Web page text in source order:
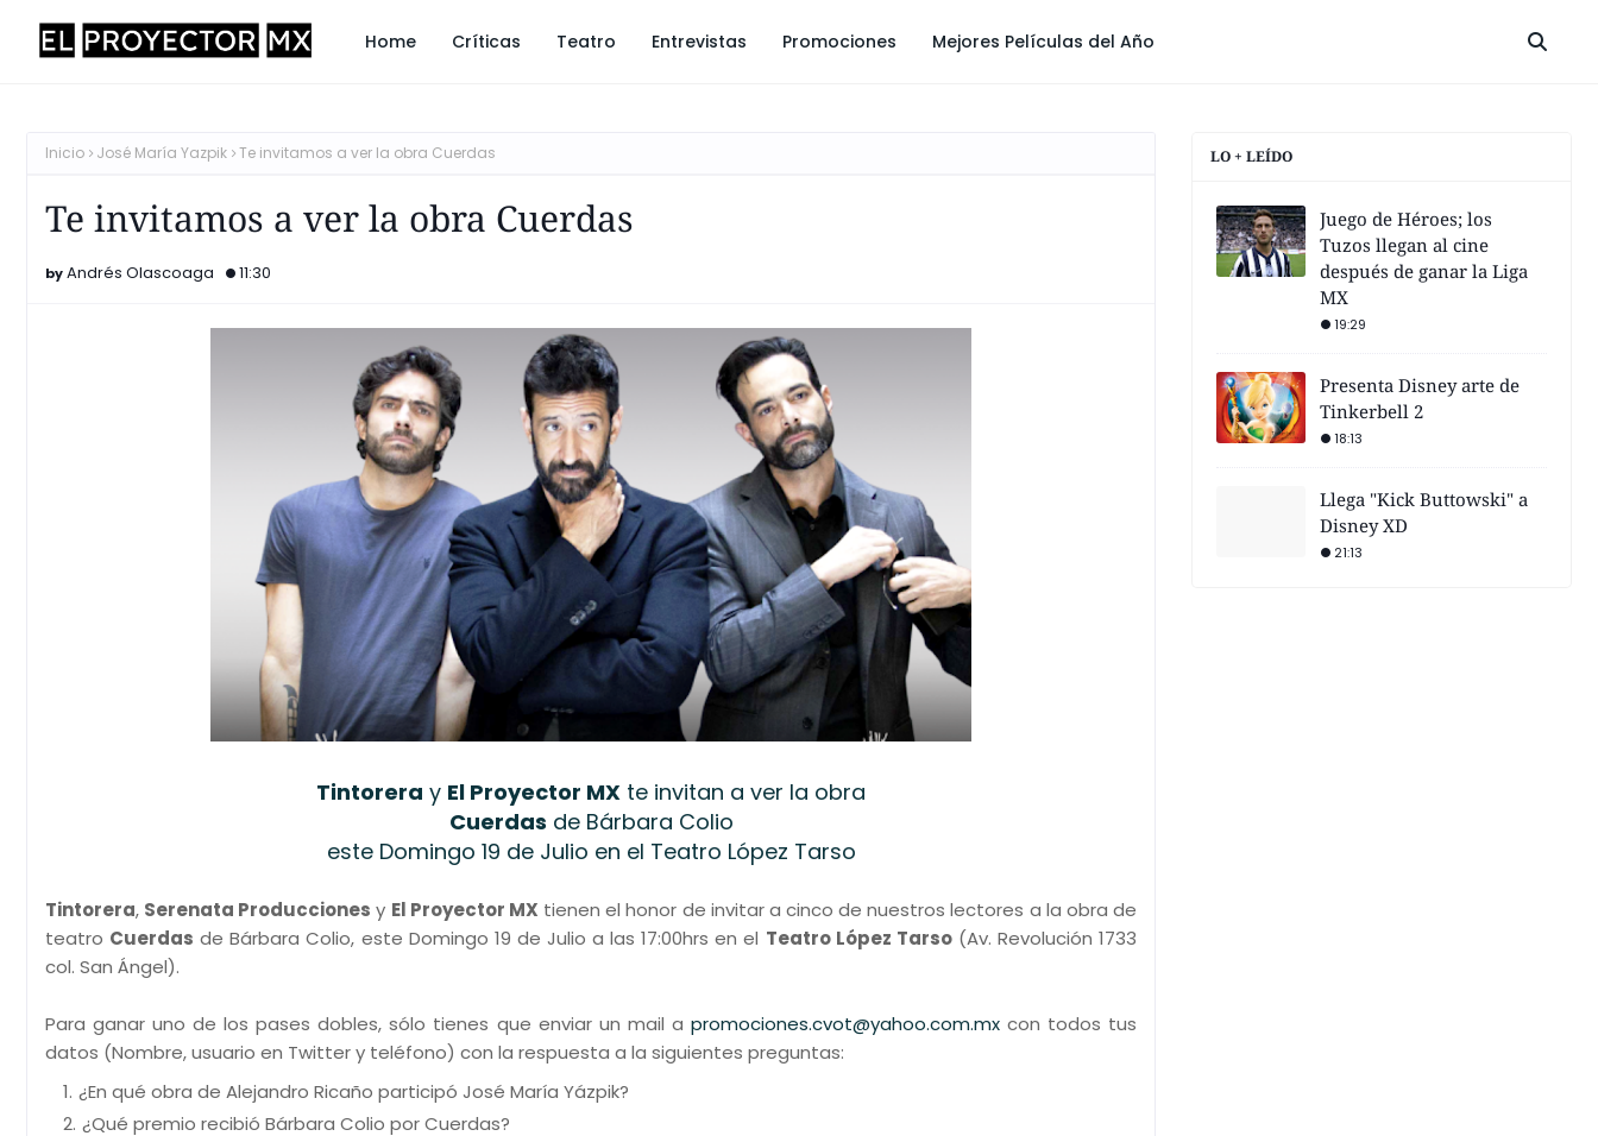
Home Críticas Teatro Entrevistas Promociones Mejores Películas del Año
Inicio José María Yazpik Te invitamos a ver la obra Cuerdas
Te invitamos a ver la obra Cuerdas
Andrés Olascoaga 11:30
Tintorera y El Proyector MX te invitan a ver la obra
Cuerdas de Bárbara Colio
este Domingo 19 de Julio en el Teatro López Tarso
Tintorera, Serenata Producciones y El Proyector MX tienen el honor de invitar a cinco de nuestros lectores a la obra de
teatro Cuerdas de Bárbara Colio, este Domingo 19 de Julio a las 17:00hrs en el Teatro López Tarso(Av. Revolución 1733
col. San Ángel).
Para ganar uno de los pases dobles, sólo tienes que enviar un mail a promociones.cvot@yahoo.com.mxcon todos tus
datos (Nombre, usuario en Twitter y teléfono) con la respuesta a la siguientes preguntas:
¿En qué obra de Alejandro Ricaño participó José María Yázpik?
¿Qué premio recibió Bárbara Colio por Cuerdas?
LO + LEÍDO
Juego de Héroes; los
Tuzos llegan al cine
después de ganar la Liga
MX
19:29
Presenta Disney arte de
Tinkerbell 2
18:13
Llega "Kick Buttowski" a
Disney XD
21:13